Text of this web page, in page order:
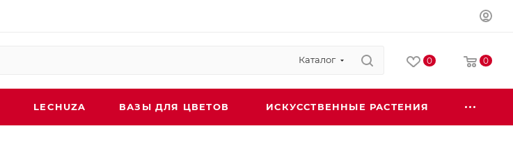
Каталог 0 0
LECHUZA ВАЗЫ ДЛЯ ЦВЕТОВ ИСКУССТВЕННЫЕ РАСТЕНИЯ